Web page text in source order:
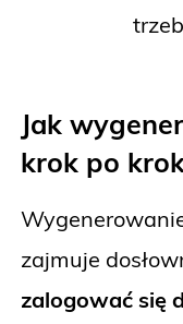
Jak
krok po
zajmuje
zalogować się